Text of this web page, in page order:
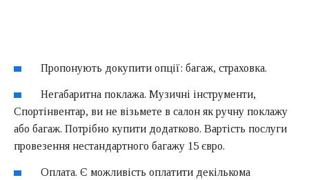
Пропонують докупити опції: багаж, страховка.
Негабаритна поклажа. Музичні інструменти,
Спортінвентар, ви не візьмете в салон як ручну поклажу
або багаж. Потрібно купити додатково. Вартість послуги
провезення нестандартного багажу 15 євро.
Оплата. Є можливість оплатити декількома